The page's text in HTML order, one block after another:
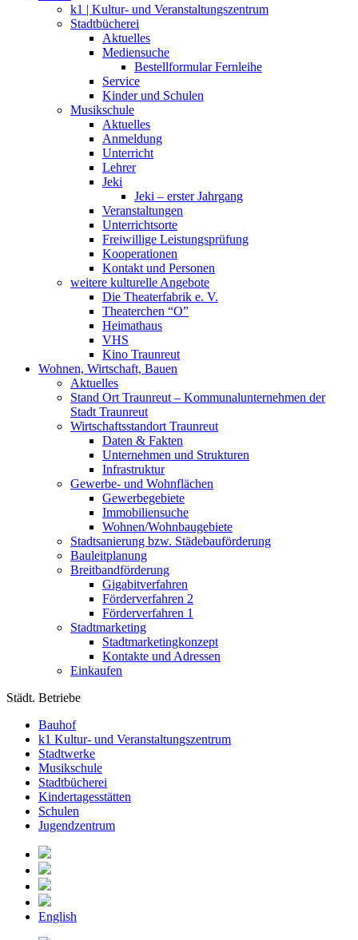
k1 | Kultur- und Veranstaltungszentrum
Stadtbücherei
Aktuelles
Mediensuche
Bestellformular Fernleihe
Service
Kinder und Schulen
Musikschule
Aktuelles
Anmeldung
Unterricht
Lehrer
Jeki
Jeki – erster Jahrgang
Veranstaltungen
Unterrichtsorte
Freiwillige Leistungsprüfung
Kooperationen
Kontakt und Personen
weitere kulturelle Angebote
Die Theaterfabrik e. V.
Theaterchen “O”
Heimathaus
VHS
Kino Traunreut
Wohnen, Wirtschaft, Bauen
Aktuelles
Stand Ort Traunreut – Kommunalunternehmen der
Stadt Traunreut
Wirtschaftsstandort Traunreut
Daten & Fakten
Unternehmen und Strukturen
Infrastruktur
Gewerbe- und Wohnflächen
Gewerbegebiete
Immobiliensuche
Wohnen/Wohnbaugebiete
Stadtsanierung bzw. Städebauförderung
Bauleitplanung
Breitbandförderung
Gigabitverfahren
Förderverfahren 2
Förderverfahren 1
Stadtmarketing
Stadtmarketingkonzept
Kontakte und Adressen
Einkaufen
Städt. Betriebe
Bauhof
k1 Kultur- und Veranstaltungszentrum
Stadtwerke
Musikschule
Stadtbücherei
Kindertagesstätten
Schulen
Jugendzentrum
English